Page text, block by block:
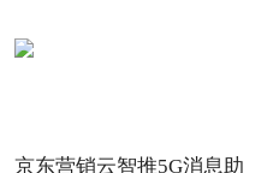
京东营销云智推5G消息助